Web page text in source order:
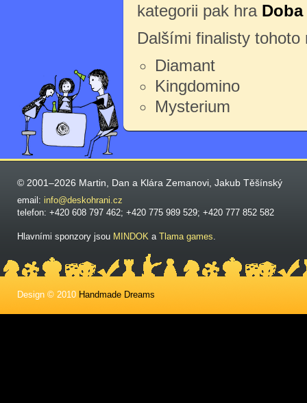
kategorii pak hra
Dalšími finalisty
Diamant
Kingdomino
Mysterium
© 2001–2026 Martin, Dan a Klára Zemanovi, Jakub Těšínský
email: info@deskohrani.cz
telefon: +420 608 797 462; +420 775 989 529; +420 777 852 582
Hlavními sponzory jsou MINDOK a Tlama games.
Design © 2010 Handmade Dreams